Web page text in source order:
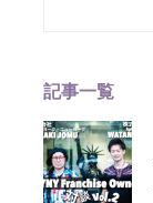
記事一覧